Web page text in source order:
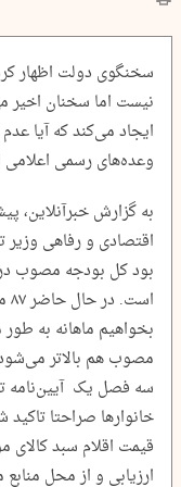
سخنگوی دولت اظهار
نیست اما سخنان اخیر
ایجاد می‌کند که آیا
وعده‌های رسمی
به گزارش خبرآنلاین،
اقتصادی و رفاهی وزیر
بخواهیم ماهانه به
سه فصل یک آیین‌نامه
خانوارها صراحتا
قیمت اقلام سبد
ارزیابی و از محل